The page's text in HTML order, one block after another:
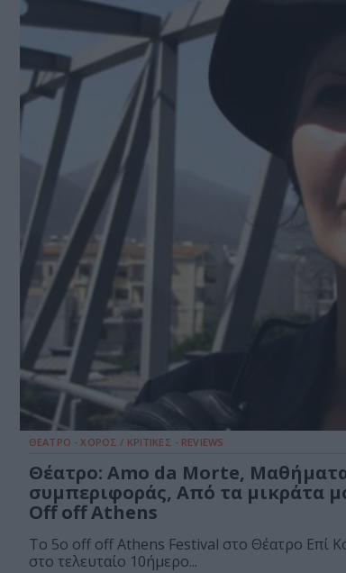
ΘΕΑΤΡΟ - ΧΟΡΟΣ / ΚΡΙΤΙΚΕΣ - REVIEWS
Θέατρο: Amo da Morte,
συμπεριφοράς, Από τα μικράτα
Οff off Athens
Το 5ο off off Athens Festival στο Θέατρο Επί
στο τελευταίο 10ήμερο...